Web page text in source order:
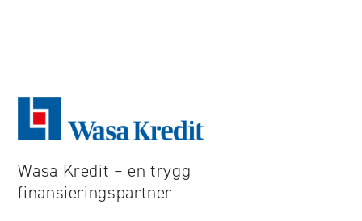
Wasa Kredit – en trygg
finansieringspartner